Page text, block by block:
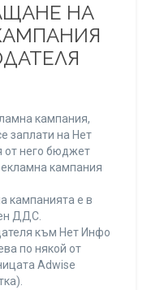
НА
кампания,
заплати на Нет
от него бюджет
кампания
кампанията е в
ДДС.
към Нет Инфо
по някой от
Adwise